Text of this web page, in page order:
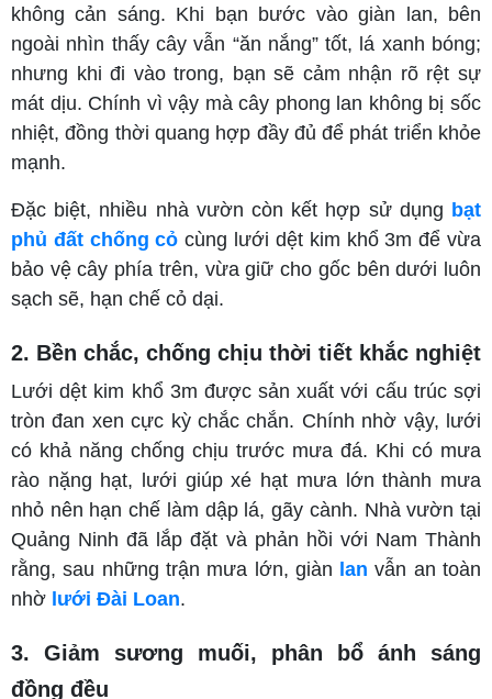
không cản sáng. Khi bạn bước vào giàn lan, bên
ngoài nhìn thấy cây vẫn “ăn nắng” tốt, lá xanh bóng;
nhưng khi đi vào trong, bạn sẽ cảm nhận rõ rệt sự
mát dịu. Chính vì vậy mà cây phong lan không bị sốc
nhiệt, đồng thời quang hợp đầy đủ để phát triển khỏe
mạnh.
Đặc biệt, nhiều nhà vườn còn kết hợp sử dụng bạt
phủ đất chống cỏ cùng lưới dệt kim khổ 3m để vừa
bảo vệ cây phía trên, vừa giữ cho gốc bên dưới luôn
sạch sẽ, hạn chế cỏ dại.
2. Bền chắc, chống chịu thời tiết khắc nghiệt
Lưới dệt kim khổ 3m được sản xuất với cấu trúc sợi
tròn đan xen cực kỳ chắc chắn. Chính nhờ vậy, lưới
có khả năng chống chịu trước mưa đá. Khi có mưa
rào nặng hạt, lưới giúp xé hạt mưa lớn thành mưa
nhỏ nên hạn chế làm dập lá, gãy cành. Nhà vườn tại
Quảng Ninh đã lắp đặt và phản hồi với Nam Thành
rằng, sau những trận mưa lớn, giàn lan vẫn an toàn
nhờ lưới Đài Loan.
3. Giảm sương muối, phân bổ ánh sáng
đồng đều